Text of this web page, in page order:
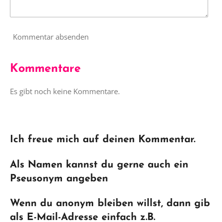
Kommentar absenden
Kommentare
Es gibt noch keine Kommentare.
Ich freue mich auf deinen Kommentar.
Als Namen kannst du gerne auch ein
Pseusonym angeben
Wenn du anonym bleiben willst, dann gib
als E-Mail-Adresse einfach z.B.